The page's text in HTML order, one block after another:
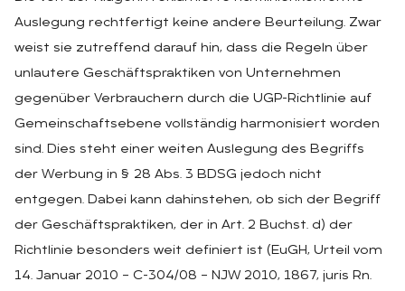
Auslegung rechtfertigt keine andere Beurteilung. Zwar
weist sie zutreffend darauf hin, dass die Regeln über
unlautere Geschäftspraktiken von Unternehmen
gegenüber Verbrauchern durch die UGP-Richtlinie auf
Gemeinschaftsebene vollständig harmonisiert worden
sind. Dies steht einer weiten Auslegung des Begriffs
der Werbung in § 28 Abs. 3 BDSG jedoch nicht
entgegen. Dabei kann dahinstehen, ob sich der Begriff
der Geschäftspraktiken, der in Art. 2 Buchst. d) der
Richtlinie besonders weit definiert ist (EuGH, Urteil vom
14. Januar 2010 – C-304/08 – NJW 2010, 1867, juris Rn.